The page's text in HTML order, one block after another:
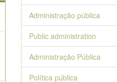
Administração pública
Public administration
Administração Pública
Política pública